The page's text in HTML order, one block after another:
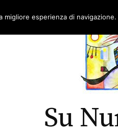
Su
esperienza di